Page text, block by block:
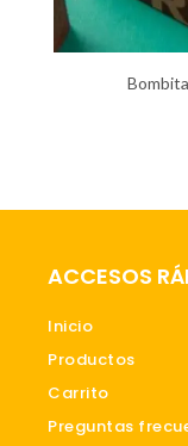
ACCESOS
Inicio
Productos
Carrito
Preguntas